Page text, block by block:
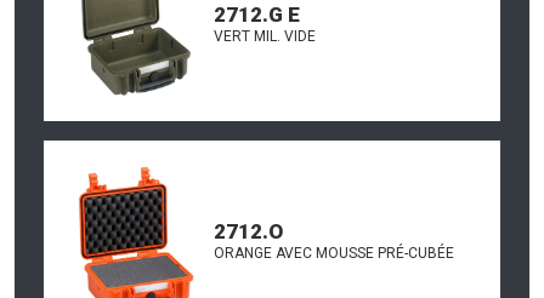
2712.G E
VERT MIL. VIDE
2712.O
ORANGE AVEC MOUSSE PRÉ-CUBÉE